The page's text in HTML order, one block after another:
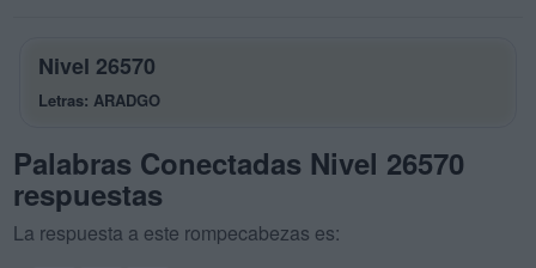
Nivel 26570
Letras: ARADGO
Palabras Conectadas Nivel 26570
respuestas
La respuesta a este rompecabezas es: